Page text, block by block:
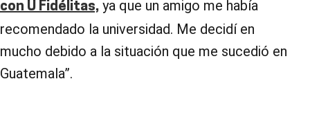
con U Fidélitas, ya que un amigo me había
recomendado la universidad. Me decidí en
mucho debido a la situación que me sucedió en
Guatemala”.